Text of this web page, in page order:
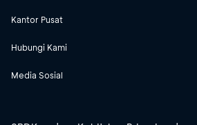
Kantor Pusat
Hubungi Kami
Media Sosial